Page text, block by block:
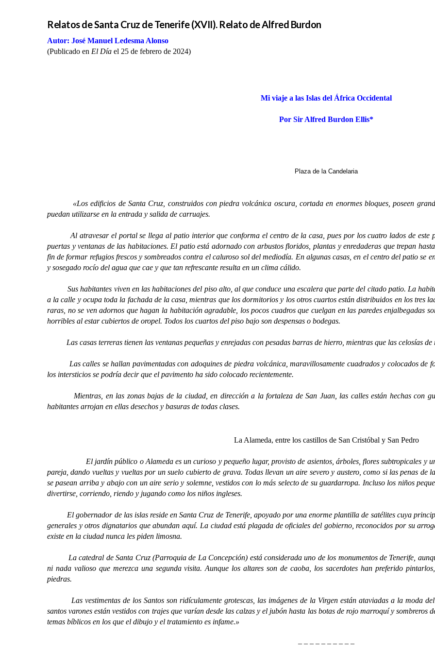
Relatos de Santa Cruz de Tenerife (XVII). Relato de Alfred Burdon
Autor: José Manuel Ledesma Alonso
(Publicado en El Día el 25 de febrero de 2024)
Mi viaje a las Islas del África Occidental
Por Sir Alfred Burdon Ellis*
Plaza de la Candelaria
«Los edificios de Santa Cruz, construidos con piedra volcánica oscura, cortada en enormes bloques, poseen
puedan utilizarse en la entrada y salida de carruajes.
Al atravesar el portal se llega al patio interior que conforma el centro de la casa, pues por los cuatro lados de este
puertas y ventanas de las habitaciones. El patio está adornado con arbustos floridos, plantas y enredaderas que trepan
fin de formar refugios frescos y sombreados contra el caluroso sol del mediodía. En algunas casas, en el centro del patio se
y sosegado rocío del agua que cae y que tan refrescante resulta en un clima cálido.
Sus habitantes viven en las habitaciones del piso alto, al que conduce una escalera que parte del citado patio. La
a la calle y ocupa toda la fachada de la casa, mientras que los dormitorios y los otros cuartos están distribuidos en los tres
raras, no se ven adornos que hagan la habitación agradable, los pocos cuadros que cuelgan en las paredes enjalbegadas
horribles al estar cubiertos de oropel. Todos los cuartos del piso bajo son despensas o bodegas.
Las casas terreras tienen las ventanas pequeñas y enrejadas con pesadas barras de hierro, mientras que las celosías de
Las calles se hallan pavimentadas con adoquines de piedra volcánica, maravillosamente cuadrados y colocados de
los intersticios se podría decir que el pavimento ha sido colocado recientemente.
Mientras, en las zonas bajas de la ciudad, en dirección a la fortaleza de San Juan, las calles están hechas con
habitantes arrojan en ellas desechos y basuras de todas clases.
La Alameda, entre los castillos de San Cristóbal y San Pedro
El jardín público o Alameda es un curioso y pequeño lugar, provisto de asientos, árboles, flores subtropicales y
pareja, dando vueltas y vueltas por un suelo cubierto de grava. Todas llevan un aire severo y austero, como si las penas de
se pasean arriba y abajo con un aire serio y solemne, vestidos con lo más selecto de su guardarropa. Incluso los niños
divertirse, corriendo, riendo y jugando como los niños ingleses.
El gobernador de las islas reside en Santa Cruz de Tenerife, apoyado por una enorme plantilla de satélites cuya
generales y otros dignatarios que abundan aquí. La ciudad está plagada de oficiales del gobierno, reconocidos por su
existe en la ciudad nunca les piden limosna.
La catedral de Santa Cruz (Parroquia de La Concepción) está considerada uno de los monumentos de Tenerife,
ni nada valioso que merezca una segunda visita. Aunque los altares son de caoba, los sacerdotes han preferido
piedras.
Las vestimentas de los Santos son ridículamente grotescas, las imágenes de la Virgen están ataviadas a la moda del
santos varones están vestidos con trajes que varían desde las calzas y el jubón hasta las botas de rojo marroquí y sombreros
temas bíblicos en los que el dibujo y el tratamiento es infame.»
– – – – – – – – – –